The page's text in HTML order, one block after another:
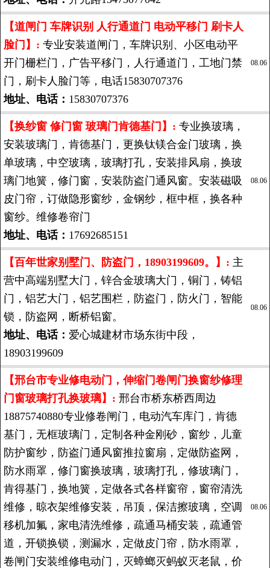
【道闸门 车牌识别 人行通道门 电动平移门 刷卡人
脸门】: 专业安装道闸门，车牌识别、小区电动平
开门栅栏门，广告平移门，人行通道门，工地门禁
门，刷卡人脸门等，电话15830707376
地址、电话： 15830707376
08.06
【换纱窗 修门窗 玻璃门肯德基门】: 专业换玻璃，
安装玻璃门，肯德基门，更换钛镁合金门玻璃，换
单玻璃，中空玻璃，玻璃打孔，安装排风扇，换玻
璃门地簧，修门窗，安装防盗门通风窗。安装磁吸
皮门帘，订做隐形窗纱，金钢纱，框中框，换各种
窗纱。维修卷帘门
地址、电话： 17692685151
08.06
【百年世家别墅门、防盗门，18903199609。】: 主
营中高端别墅大门，锌合金玻璃大门，铜门，铸铝
门，铝艺大门，铝艺围栏，防盗门，防火门，智能
锁，防盗网，断桥铝窗。
地址、电话： 爱心城建材市场东街中段，
18903199609
08.06
【邢台市专业修电动门，伸缩门卷闸门换窗纱修理
门窗玻璃打孔换玻璃】: 邢台市桥东桥西周边
18875740880专业修卷闸门，电动汽车库门，肯德
基门，无框玻璃门，定制各种金刚砂，窗纱，儿童
防护窗纱，防盗门通风窗推拉窗扇，定做防盗网，
防水雨罩，修门窗换玻璃，玻璃打孔，修玻璃门，
肯得基门，换地簧，定做各式各样窗帘，窗帘清洗
维修，晾衣架维修安装，吊顶，保洁擦玻璃，空调
移机加氟，家电清洗维修，疏通马桶安装，疏通管
道，开锁换锁，测漏水，定做皮门帘，防水雨罩，
卷闸门安装维修电动门，灭蟑螂灭蚂蚁灭老鼠，价
08.06